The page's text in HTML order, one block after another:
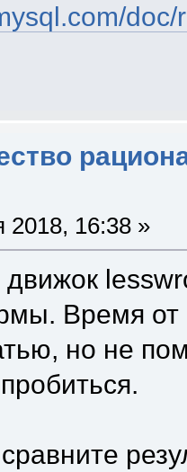
2018, 16:38 »
Время от
но не